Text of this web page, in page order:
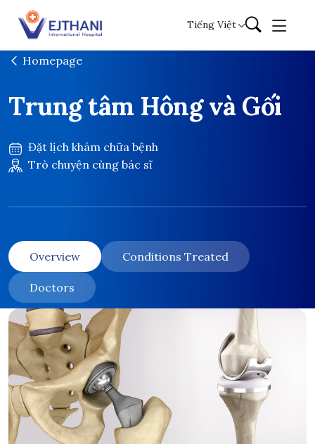
Skip to content
Tiếng Việt
Homepage
Trung tâm Hông và Gối
Đặt lịch khám chữa bệnh
Trò chuyện cùng bác sĩ
Overview Conditions Treated
Doctors